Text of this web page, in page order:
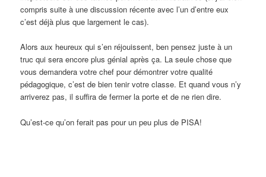
compris suite à une discussion récente avec l’un d’entre eux
c’est déjà plus que largement le cas).
Alors aux heureux qui s’en réjouissent, ben pensez juste à un
truc qui sera encore plus génial après ça. La seule chose que
vous demandera votre chef pour démontrer votre qualité
pédagogique, c’est de bien tenir votre classe. Et quand vous n’y
arriverez pas, il suffira de fermer la porte et de ne rien dire.
Qu’est-ce qu’on ferait pas pour un peu plus de PISA!